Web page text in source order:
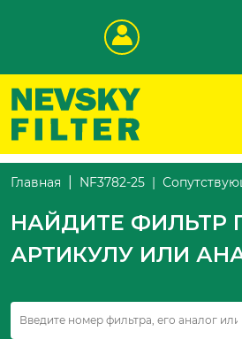
Главная NF3782-25
НАЙДИТЕ ФИЛЬТР
АРТИКУЛУ ИЛИ